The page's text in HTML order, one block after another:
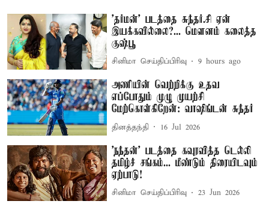
'தர்மன்' படத்தை சுந்தர்.சி ஏன்
இயக்கவில்லை?... மௌனம் கலைத்த
குஷ்பூ
சினிமா செய்திப்பிரிவு 9 hours ago
அணியின் வெற்றிக்கு உதவ
எப்போதும் முழு முயற்சி
மேற்கொள்கிறேன்: வாஷிங்டன் சுந்தர்
தினத்தந்தி 16 Jul 2026
'நந்தன்' படத்தை கவுரவித்த டெல்லி
தமிழ்ச் சங்கம்... மீண்டும் திரையிடவும்
ஏற்பாடு!
சினிமா செய்திப்பிரிவு 23 Jun 2026